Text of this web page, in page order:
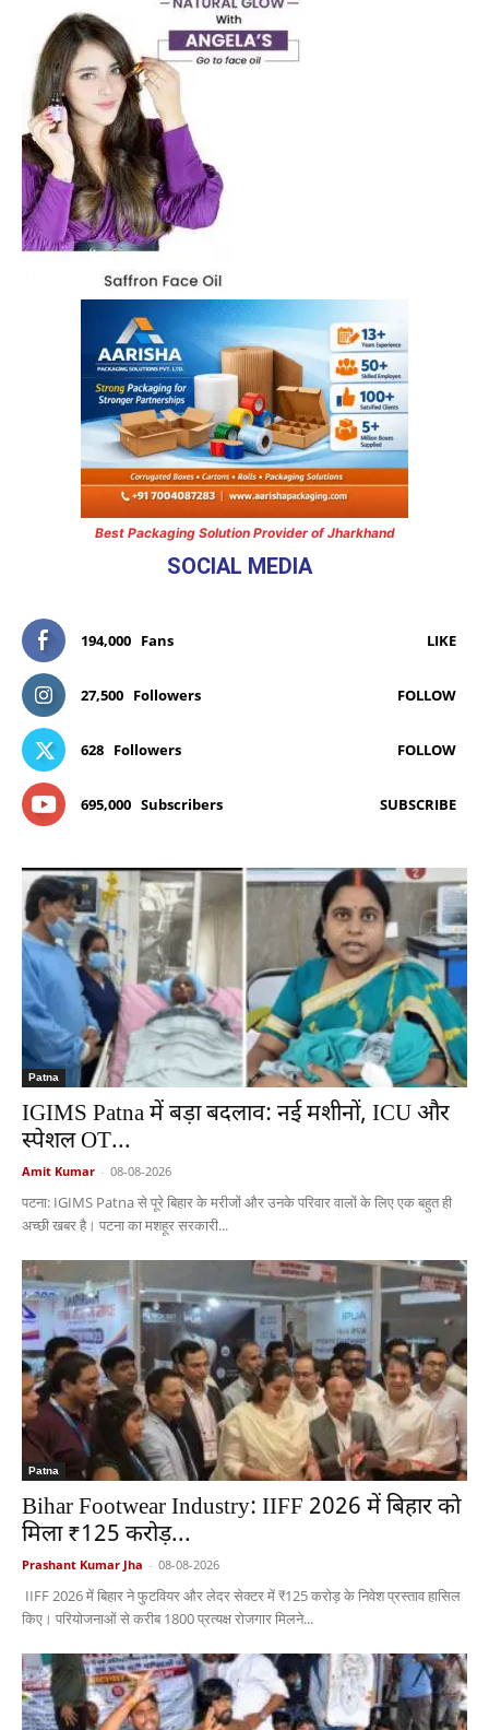
Best Packaging Solution Provider of Jharkhand
SOCIAL MEDIA
194,000 Fans LIKE
27,500 Followers FOLLOW
628 Followers FOLLOW
695,000 Subscribers SUBSCRIBE
Patna
IGIMS Patna में बड़ा बदलाव: नई मशीनों, ICU और
स्पेशल OT...
Amit Kumar - 08-08-2026
पटना: IGIMS Patna से पूरे बिहार के मरीजों और उनके परिवार वालों के लिए एक बहुत ही
अच्छी खबर है। पटना का मशहूर सरकारी...
Patna
Bihar Footwear Industry: IIFF 2026 में बिहार को
मिला ₹125 करोड़...
Prashant Kumar Jha - 08-08-2026
IIFF 2026 में बिहार ने फुटवियर और लेदर सेक्टर में ₹125 करोड़ के निवेश प्रस्ताव हासिल
किए। परियोजनाओं से करीब 1800 प्रत्यक्ष रोजगार मिलने...